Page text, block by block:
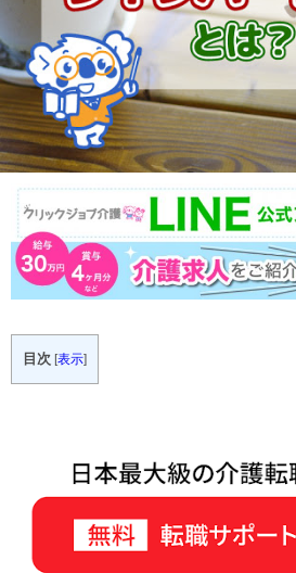
目次 [表示]